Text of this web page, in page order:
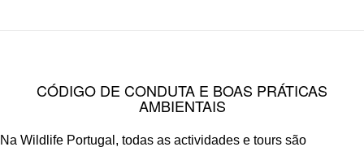
CÓDIGO DE CONDUTA E BOAS PRÁTICAS
AMBIENTAIS
Na Wildlife Portugal, todas as actividades e tours são